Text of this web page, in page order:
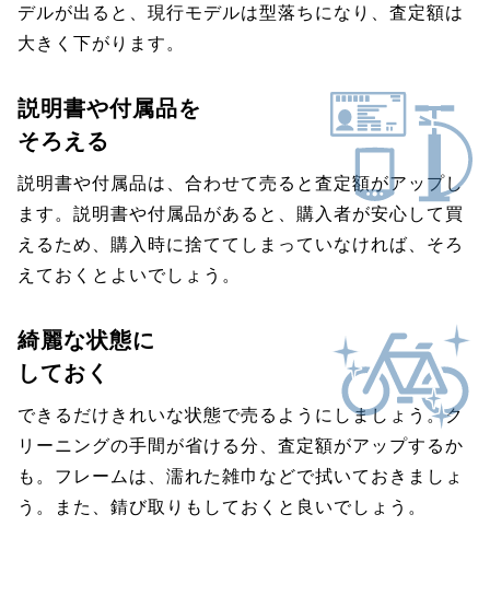
デルが出ると、現行モデルは型落ちになり、査定額は
大きく下がります。
説明書や付属品を
そろえる
説明書や付属品は、合わせて売ると査定額がアップし
ます。説明書や付属品があると、購入者が安心して買
えるため、購入時に捨ててしまっていなければ、そろ
えておくとよいでしょう。
綺麗な状態に
しておく
できるだけきれいな状態で売るようにしましょう。ク
リーニングの手間が省ける分、査定額がアップするか
も。フレームは、濡れた雑巾などで拭いておきましょ
う。また、錆び取りもしておくと良いでしょう。